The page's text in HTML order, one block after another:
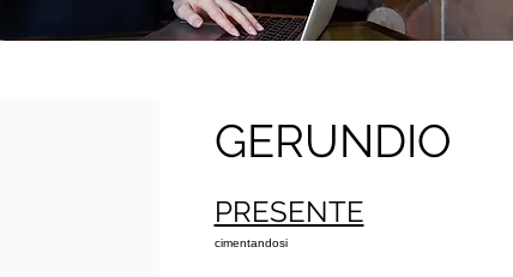
GERUNDIO
PRESENTE
cimentandosi